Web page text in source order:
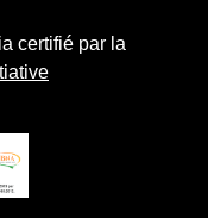
certifié par la